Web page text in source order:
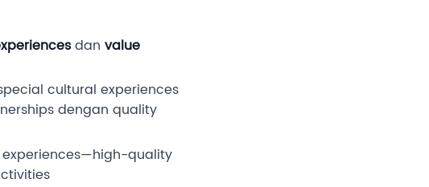
dan value
cultural experiences
dengan quality
quality